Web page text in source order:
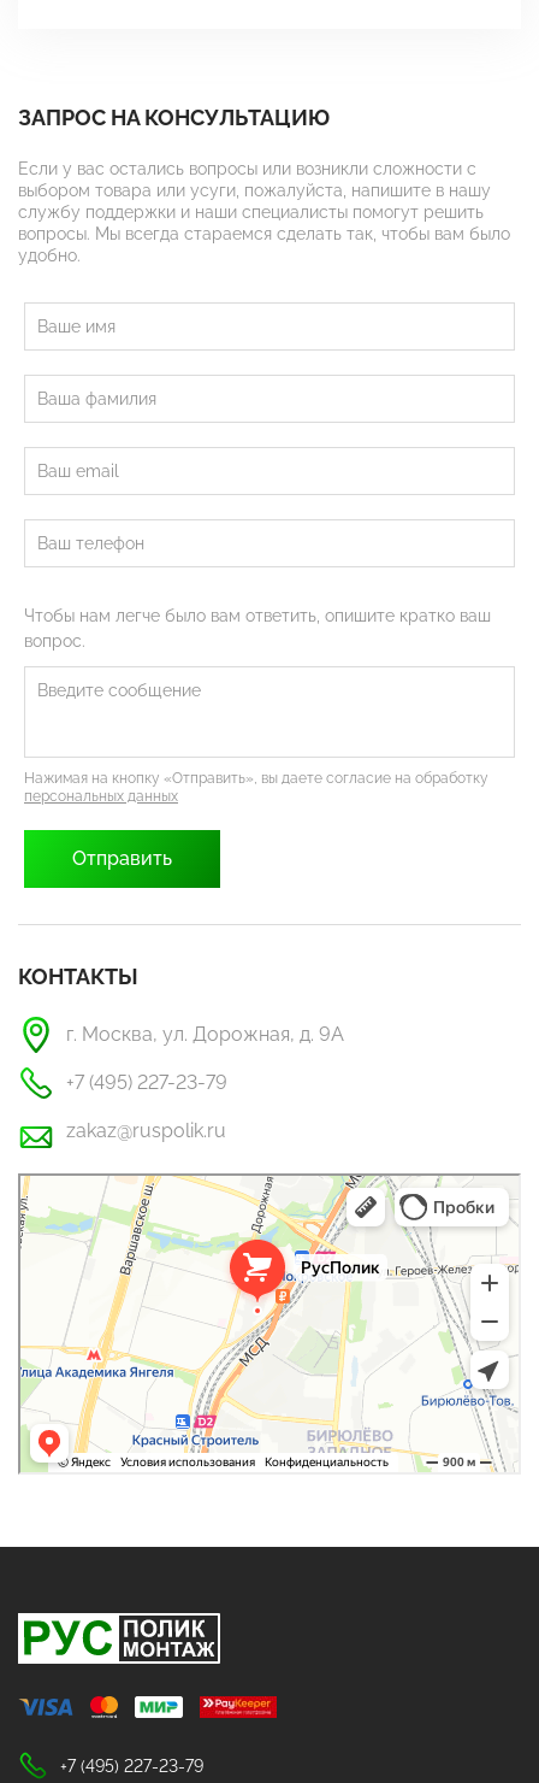
ЗАПРОС НА КОНСУЛЬТАЦИЮ
Если у вас остались вопросы или возникли сложности с
выбором товара или усуги, пожалуйста, напишите в нашу
службу поддержки и наши специалисты помогут решить
вопросы. Мы всегда стараемся сделать так, чтобы вам было
удобно.
Чтобы нам легче было вам ответить, опишите кратко ваш
вопрос.
Нажимая на кнопку «Отправить», вы даете согласие на обработку
персональных данных
КОНТАКТЫ
г. Москва, ул. Дорожная, д. 9А
+7 (495) 227-23-79
zakaz@ruspolik.ru
РусПолик
Оргстекло, поликарбонат в Москве
Строительные и отделочные работы в Москве
+7 (495) 227-23-79